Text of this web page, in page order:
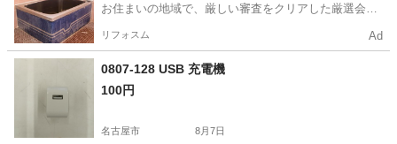
お住まいの地域で、厳しい審査をクリアした厳選会社
リフォスム Ad
0807-128 USB 充電機
100円
名古屋市 8月7日